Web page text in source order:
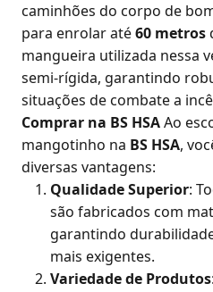
caminhões do corpo de
para enrolar até60 metros
mangueira utilizada nessa
semi-rígida, garantindo
situações de combate a
Comprar na BS HSAAo
mangotinho na BS HSA,
diversas vantagens:
Qualidade Superior:
são fabricados com
garantindo
mais exigentes.
Variedade de Produtos